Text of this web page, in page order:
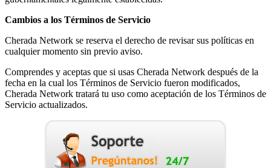
Cambios a los Términos de Servicio
Cherada Network se reserva el derecho de revisar sus políticas en
cualquier momento sin previo aviso.
Comprendes y aceptas que si usas Cherada Network después de la
fecha en la cual los Términos de Servicio fueron modificados,
Cherada Network tratará tu uso como aceptación de los Términos de
Servicio actualizados.